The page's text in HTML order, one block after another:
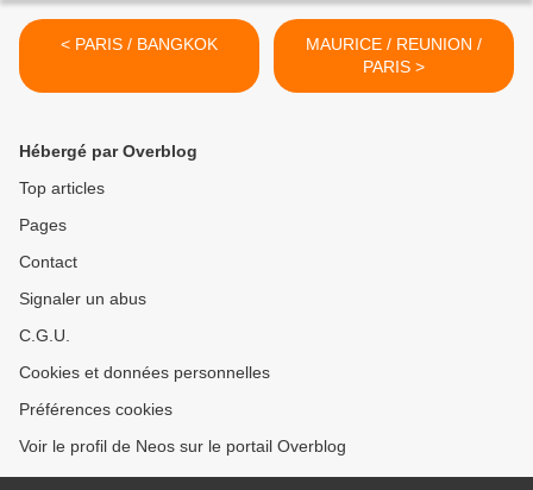
< PARIS / BANGKOK
MAURICE / REUNION /
PARIS >
Hébergé par Overblog
Top articles
Pages
Contact
Signaler un abus
C.G.U.
Cookies et données personnelles
Préférences cookies
Voir le profil de Neos sur le portail Overblog